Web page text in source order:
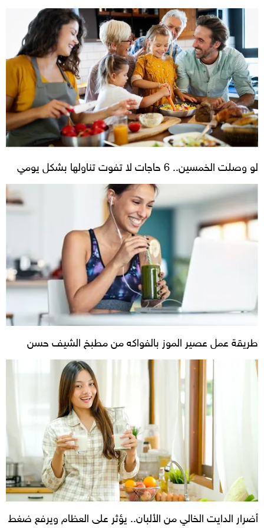
لو وصلت الخمسين.. 6 حاجات لا تفوت تناولها بشكل يومي
طريقة عمل عصير الموز بالفواكه من مطبخ الشيف حسن
أضرار الدايت الخالي من الألبان.. يؤثر على العظام ويرفع ضغط